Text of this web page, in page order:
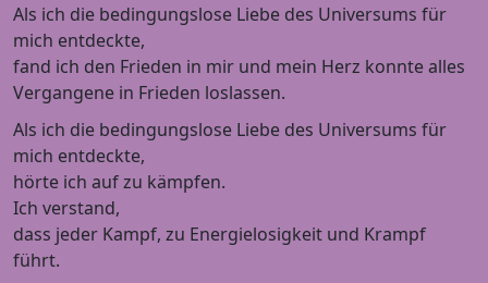
Als ich die bedingungslose Liebe des Universums für
mich entdeckte,
fand ich den Frieden in mir und mein Herz konnte alles
Vergangene in Frieden loslassen.
Als ich die bedingungslose Liebe des Universums für
mich entdeckte,
hörte ich auf zu kämpfen.
Ich verstand,
dass jeder Kampf, zu Energielosigkeit und Krampf
führt.